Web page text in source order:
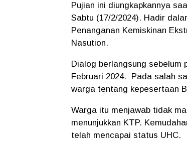
Pujian ini diungkapkannya
Sabtu (17/2/2024). Hadir
Penanganan Kemiskinan
Nasution.
Dialog berlangsung sebelum
Februari 2024. Pada salah
warga tentang kepesertaan
Warga itu menjawab tidak
menunjukkan KTP.
telah mencapai status UHC.